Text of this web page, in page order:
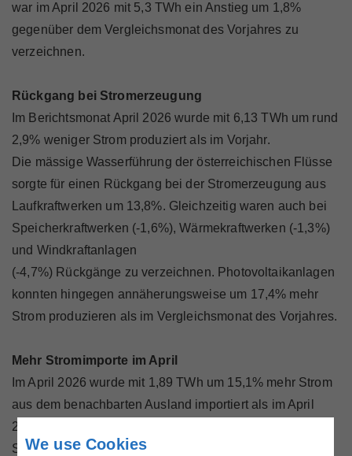
We use Cookies
war im April 2026 mit 5,3 TWh ein Anstieg um 1,8%
gegenüber dem Vergleichsmonat des Vorjahres zu
verzeichnen.
Rückgang bei Stromerzeugung
Im Berichtsmonat April 2026 wurde mit 6,13 TWh um rund
2,9% weniger Strom produziert als im Vorjahr.
Die mässige Wasserführung der österreichischen Flüsse
sorgte für einen Rückgang bei der Stromerzeugung aus
Laufkraftwerken um 13,8%. Gleichzeitig waren auch bei
Speicherkraftwerken (-1,6%), Wärmekraftwerken (-1,3%)
und Windkraftanlagen
(-4,7%) Rückgänge zu verzeichnen. Photovoltaikanlagen
konnten hingegen annäherungsweise um 17,4% mehr
Strom produzieren als im Vergleichsmonat des Vorjahres.
Mehr Stromimporte im April
Im April 2026 wurde mit 1,89 TWh um 15,1% mehr Strom
aus dem benachbarten Ausland importiert als im April
2025. Demgegenüber lagen die physikalischen
Stromexporte mit 1,75 TWh im selben Zeitraum um 7,7%